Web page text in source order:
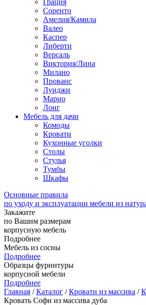
Грация
Соренто
Амелия/Камила
Валео
Каспер
Либерти
Версаль
Виктория/Лина
Милано
Прованс
Луиджи
Марио
Лонг
Мебель для дачи
Комоды
Кровати
Кухонные уголки
Столы
Стулья
Тумбы
Шкафы
Основные правила
по уходу и эксплуатации мебели из
Закажите
по Вашим размерам
корпусную мебель
Подробнее
Мебель из сосны
Подробнее
Образцы фурнитуры
корпусной мебели
Подробнее
Главная /Каталог /Кровати из массива /
Кровать Софи из массива дуба